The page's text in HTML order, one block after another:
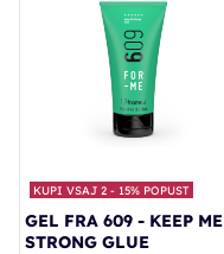
KUPI VSAJ 2 - 15% POPUST
GEL FRA 609 - KEEP ME
STRONG GLUE